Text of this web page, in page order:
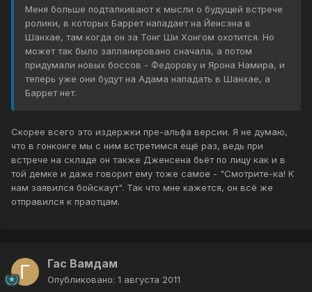
Меня больше подталкивают к мысли о будущей встрече
ролики, в которых Баррет нападает на Йенсэна в
Шанхае, там когда он за Тонг Ши Хонгом охотится. Но
может так было запланировано сначала, а потом
придумали новых боссов - Федорову и Ярона Намира, и
теперь уже они будут на Адама нападать в Шанхае, а
Баррет нет.
Скорее всего это издержки пре-альфа версии. Я не думаю,
что в гонконге мы с ним встретимся ещё раз, ведь при
встрече на складе он также Дженсена бьёт по лицу как и в
той демке и даже говорит ему тоже самое - "Смотрите-ка! К
нам заявился бойскаут". Так что мне кажется, он всё же
отправился к праотцам.
Гас Вамдам
Опубликовано: 1 августа 2011